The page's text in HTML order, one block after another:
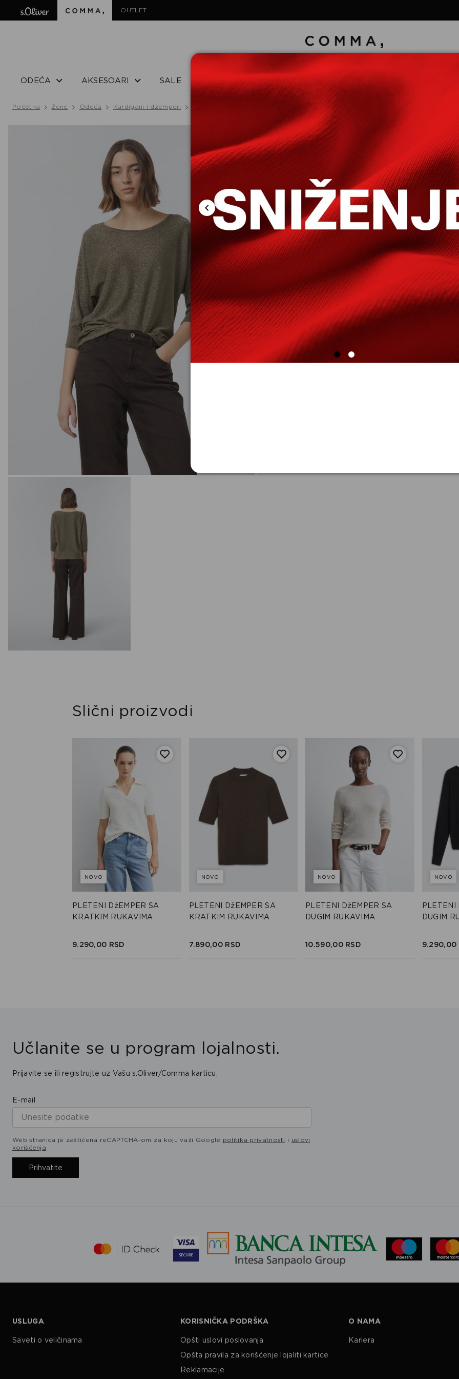
OUTLET
ODEĆA AKSESOARI SALE
Početna Žene Odeća Kardigani i džemperi PLETENA BLUZA SA DUGIM RUKAVIMA
Slični proizvodi
NOVO
PLETENI DžEMPER SA
KRATKIM RUKAVIMA
9.290,00 RSD
NOVO
PLETENI DžEMPER SA
KRATKIM RUKAVIMA
7.890,00 RSD
NOVO
PLETENI DžEMPER SA
DUGIM RUKAVIMA
10.590,00 RSD
NOVO
PLETENI
DUGIM
9.290,00
Učlanite se u program lojalnosti.
Prijavite se ili registrujte uz Vašu s.Oliver/Comma karticu.
E-mail
Web stranica je zaštićena reCAPTCHA-om za koju važi Google politika privatnosti i uslovi
korišćenja
Prihvatite
USLUGA
Saveti o veličinama
KORISNIČKA PODRŠKA
Opšti uslovi poslovanja
Opšta pravila za korišćenje lojaliti kartice
Reklamacije
O NAMA
Kariera